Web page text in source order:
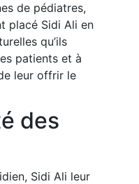
de pédiatres,
placé Sidi Ali en
qu’ils
patients et à
leur offrir le
des
Sidi Ali leur